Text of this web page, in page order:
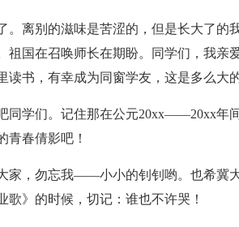
。离别的滋味是苦涩的，但是长大了的
祖国在召唤师长在期盼。同学们，我亲
读书，有幸成为同窗学友，这是多么大
同学们。记住那在公元20xx——20xx年
青春倩影吧！
家，勿忘我——小小的钊钊哟。也希冀
歌》的时候，切记：谁也不许哭！